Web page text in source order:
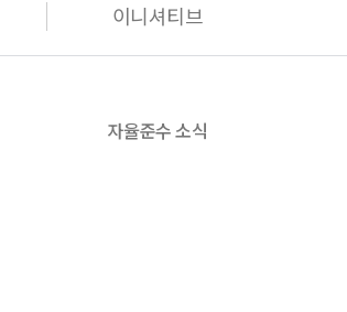
이니셔티브
자율준수 소식